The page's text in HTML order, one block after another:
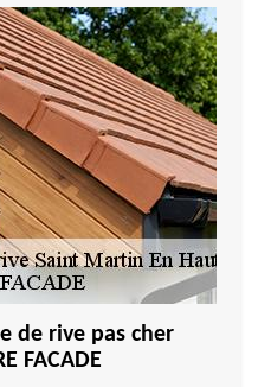
de rive pas cher
FACADE